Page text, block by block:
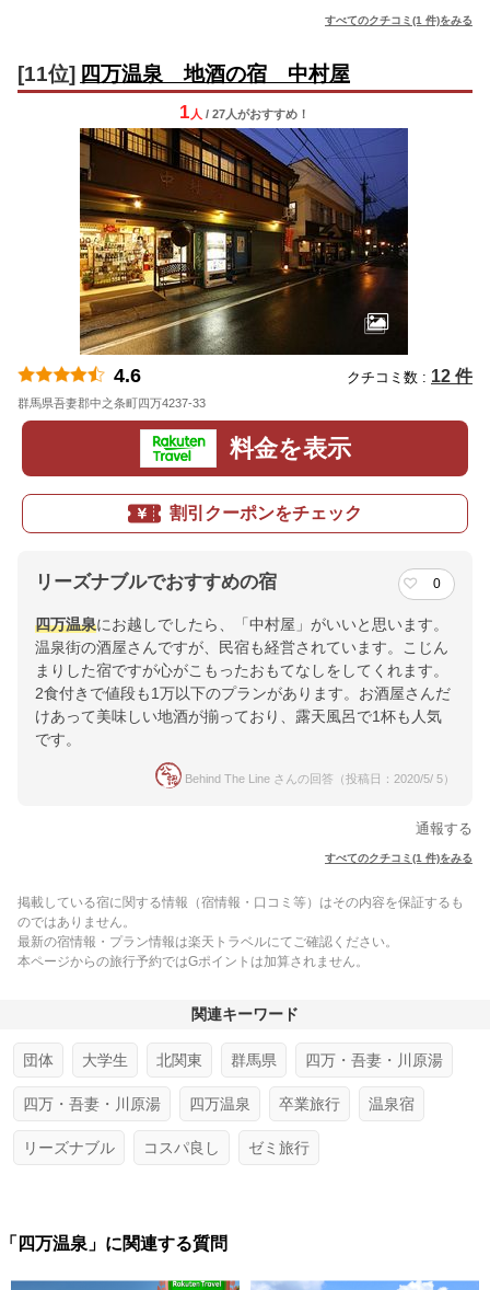
すべてのクチコミ(1 件)をみる
[11位] 四万温泉 地酒の宿 中村屋
1 人 / 27人がおすすめ！
4.6 クチコミ数 : 12 件
群馬県吾妻郡中之条町四万4237-33
料金を表示
割引クーポンをチェック
リーズナブルでおすすめの宿 0
四万温泉にお越しでしたら、「中村屋」がいいと思います。
温泉街の酒屋さんですが、民宿も経営されています。こじん
まりした宿ですが心がこもったおもてなしをしてくれます。
2食付きで値段も1万以下のプランがあります。お酒屋さんだ
けあって美味しい地酒が揃っており、露天風呂で1杯も人気
です。
Behind The Line さんの回答（投稿日：2020/5/ 5）
通報する
すべてのクチコミ(1 件)をみる
掲載している宿に関する情報（宿情報・口コミ等）はその内容を保証するも
のではありません。
最新の宿情報・プラン情報は楽天トラベルにてご確認ください。
本ページからの旅行予約ではGポイントは加算されません。
関連キーワード
団体 大学生 北関東 群馬県 四万・吾妻・川原湯
四万・吾妻・川原湯 四万温泉 卒業旅行 温泉宿
リーズナブル コスパ良し ゼミ旅行
「四万温泉」に関連する質問